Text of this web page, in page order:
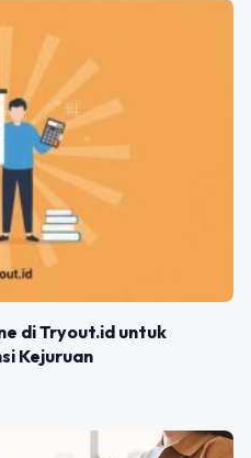
di Tryout.id untuk
Kejuruan